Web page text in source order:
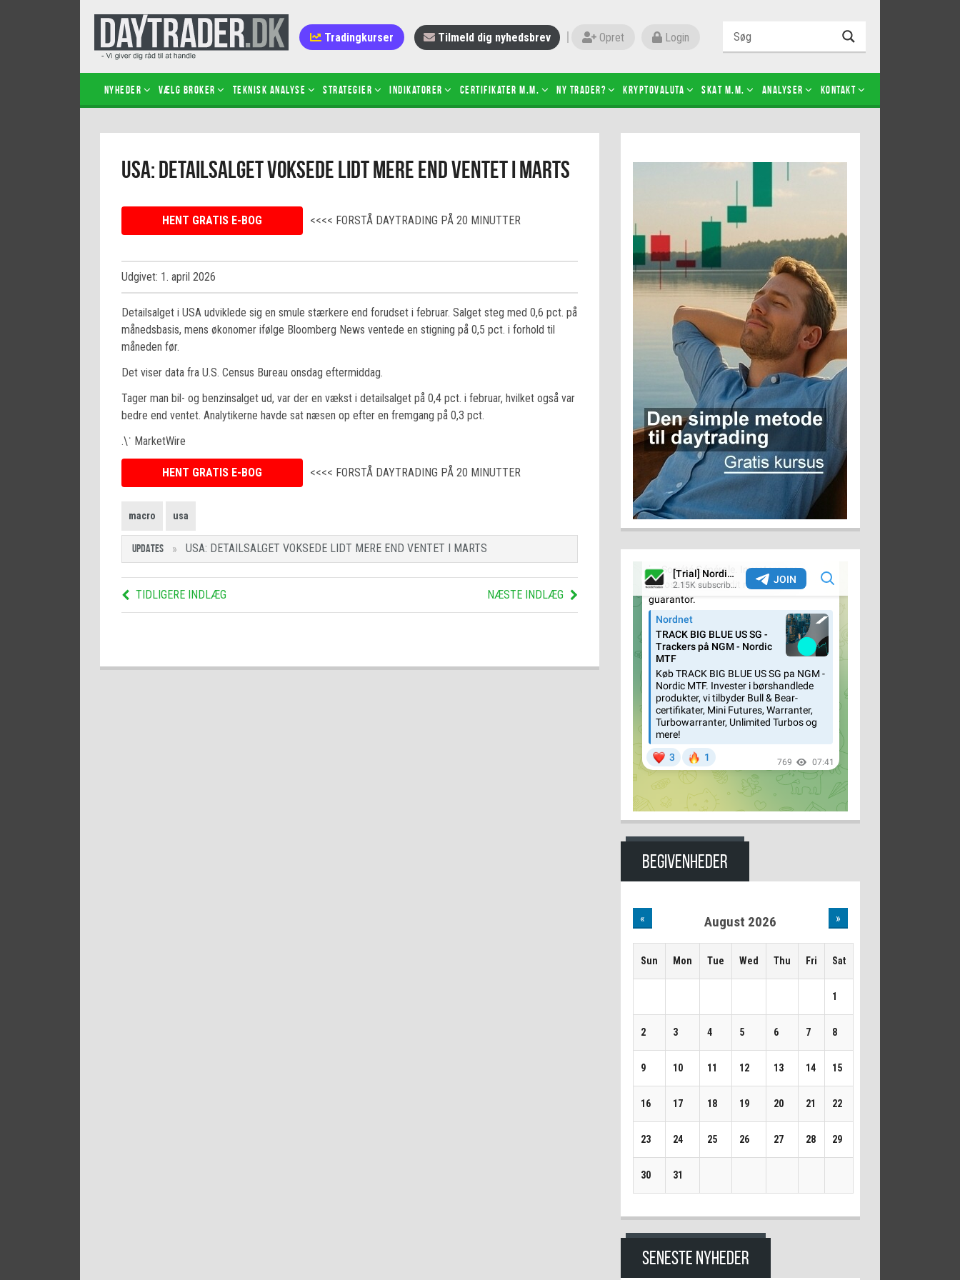
Tradingkurser Tilmeld dig nyhedsbrev Opret Login
Nyheder Vælg broker Teknisk analyse Strategier Indikatorer Certifikater m.m. Ny trader?
Kopiér de bedste tradere og
investorer
Hvad sætter du på spil ved CFD-
handel?
Sådan fungerer BULL & BEAR-
Det betyder de nye ESMA-regler
Futures-kontrakter
Kopier Jeppe Kirk Bonde
Kryptovaluta SKAT m.m. Analyser Kontakt
USA: Detailsalget voksede lidt mere end ventet i marts
HENT GRATIS E-BOG <<<< FORSTÅ DAYTRADING PÅ 20 MINUTTER
Udgivet: 1. april 2026
Detailsalget i USA udviklede sig en smule stærkere end forudset i februar. Salget steg med 0,6 pct. på
månedsbasis, mens økonomer ifølge Bloomberg News ventede en stigning på 0,5 pct. i forhold til
måneden før.
Det viser data fra U.S. Census Bureau onsdag eftermiddag.
Tager man bil- og benzinsalget ud, var der en vækst i detailsalget på 0,4 pct. i februar, hvilket også var
bedre end ventet. Analytikerne havde sat næsen op efter en fremgang på 0,3 pct.
.\˙ MarketWire
HENT GRATIS E-BOG <<<< FORSTÅ DAYTRADING PÅ 20 MINUTTER
macro usa
UPDATES USA: DETAILSALGET VOKSEDE LIDT MERE END VENTET I MARTS
TIDLIGERE INDLÆG NÆSTE INDLÆG
BEGIVENHEDER
« August 2026 »
Sun Mon Tue Wed Thu Fri Sat
1
2 3 4 5 6 7 8
9 10 11 12 13 14 15
16 17 18 19 20 21 22
23 24 25 26 27 28 29
30 31
SENESTE NYHEDER